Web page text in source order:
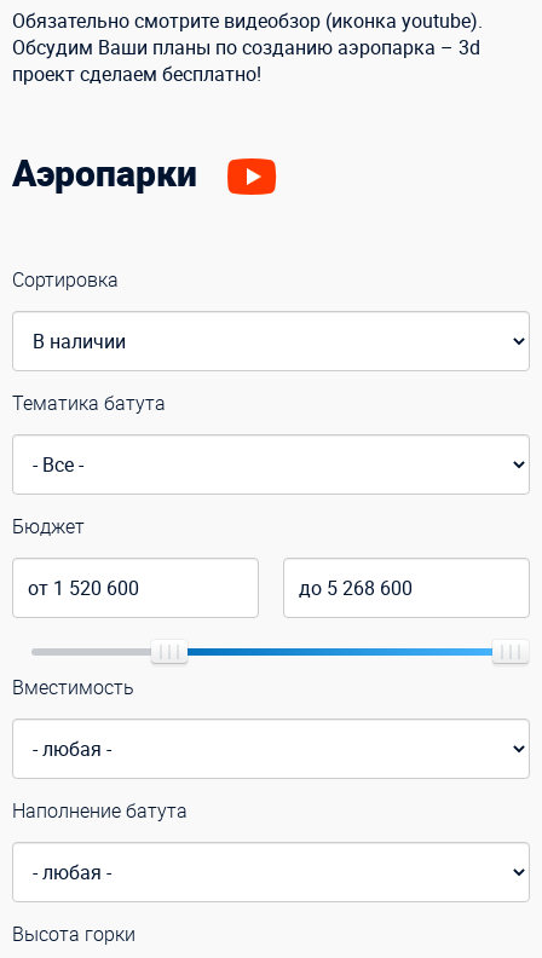
Обязательно смотрите видеобзор (иконка youtube).
Обсудим Ваши планы по созданию аэропарка – 3d
проект сделаем бесплатно!
Аэропарки
Сортировка
Тематика батута
Бюджет
Вместимость
Наполнение батута
Высота горки